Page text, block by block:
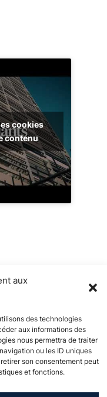
aux
des technologies
aux informations des
nous permettra de traiter
ou les ID uniques
son consentement peut
et fonctions.
cookies
contenu
formation